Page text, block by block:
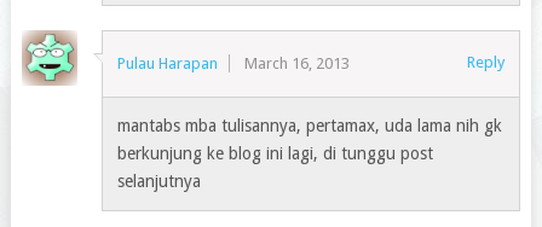
Pulau Harapan March 16, 2013 Reply
mantabs mba tulisannya, pertamax, uda lama nih gk
berkunjung ke blog ini lagi, di tunggu post
selanjutnya